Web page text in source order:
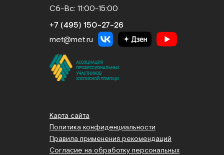
Сб-Вс: 11:00-15:00
+7 (495) 150‑27‑26
met@met.ru
Карта сайта
Политика конфиденциальности
Правила применения рекомендаций
Согласие на обработку персональных